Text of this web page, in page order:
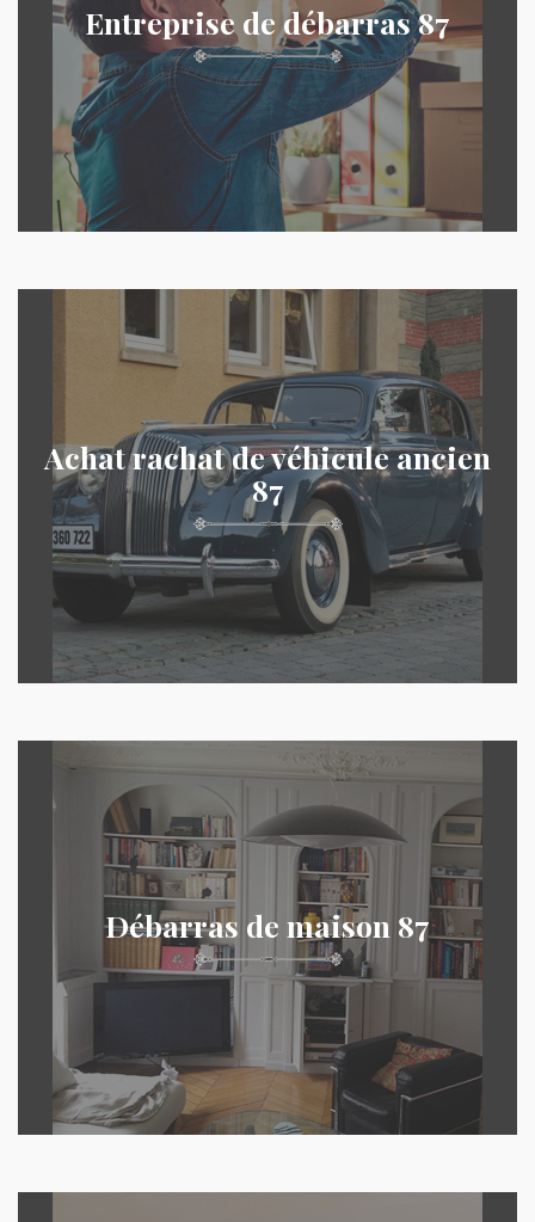
Entreprise de débarras 87
Achat rachat de véhicule ancien
87
Débarras de maison 87